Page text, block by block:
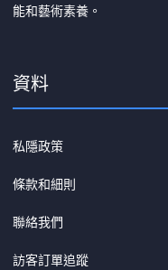
能和藝術素養。
資料
私隱政策
條款和細則
聯絡我們
訪客訂單追蹤